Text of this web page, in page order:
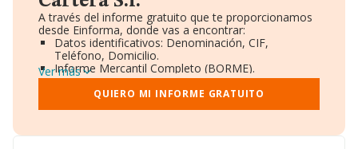
A través del informe gratuito que te proporcionamos
desde Einforma, donde vas a encontrar:
Datos identificativos: Denominación, CIF,
Teléfono, Domicilio.
Informe Mercantil Completo (BORME).
Gráficos de Evolución Ventas y Empleados.
Consejo de Administración y Administradores.
Directivos y Ejecutivos.
Ver más
QUIERO MI INFORME GRATUITO